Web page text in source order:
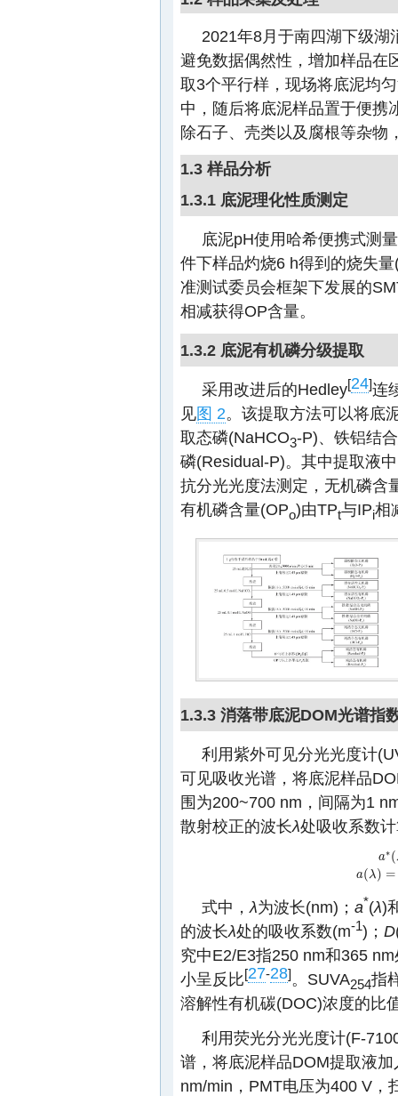
2021年8月于南四湖下级湖
避免数据偶然性，增加样品在
取3个平行样，现场将底泥均
中，随后将底泥样品置于便携
除石子、壳类以及腐根等杂物
1.3 样品分析
1.3.1 底泥理化性质测定
底泥pH使用哈希便携式测
件下样品灼烧6 h得到的烧失
准测试委员会框架下发展的
相减获得OP含量。
1.3.2 底泥有机磷分级提取
采用改进后的Hedley[24]连
见图 2。该提取方法可以将底
取态磷(NaHCO3-P)、铁铝结
磷(Residual-P)。其中提取液
抗分光光度法测定，无机磷含
有机磷含量(OPo)由TPt与IPi相
1.3.3 消落带底泥DOM光谱指
利用紫外可见分光光度计
可见吸收光谱，将底泥样品
围为200~700 nm，间隔为1
散射校正的波长λ处吸收系数
a∗(
a∗ (
a(λ) =
a(λ)=a∗
式中， λ为波长(nm)； a*(λ)
的波长λ处的吸收系数(m-1)； D
究中E2/E3指250 nm和365
小呈反比[27-28]。SUVA254指
溶解性有机碳(DOC)浓度的比
利用荧光分光光度计(F-
谱，将底泥样品DOM提取液
nm/min，PMT电压为400 V，